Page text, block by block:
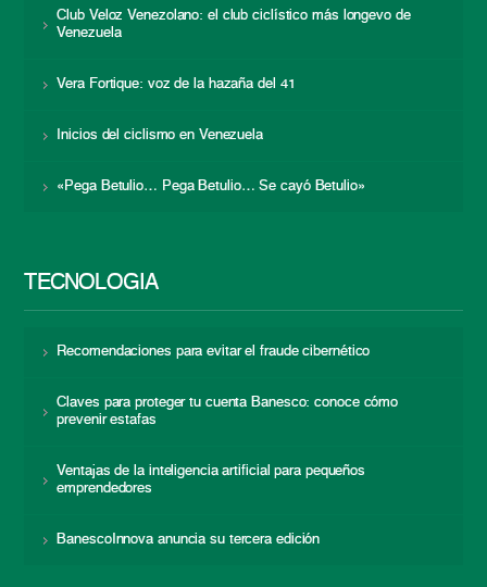
Club Veloz Venezolano: el club ciclístico más longevo de
Venezuela
Vera Fortique: voz de la hazaña del 41
Inicios del ciclismo en Venezuela
«Pega Betulio… Pega Betulio… Se cayó Betulio»
TECNOLOGÍA
Recomendaciones para evitar el fraude cibernético
Claves para proteger tu cuenta Banesco: conoce cómo
prevenir estafas
Ventajas de la inteligencia artificial para pequeños
emprendedores
BanescoInnova anuncia su tercera edición